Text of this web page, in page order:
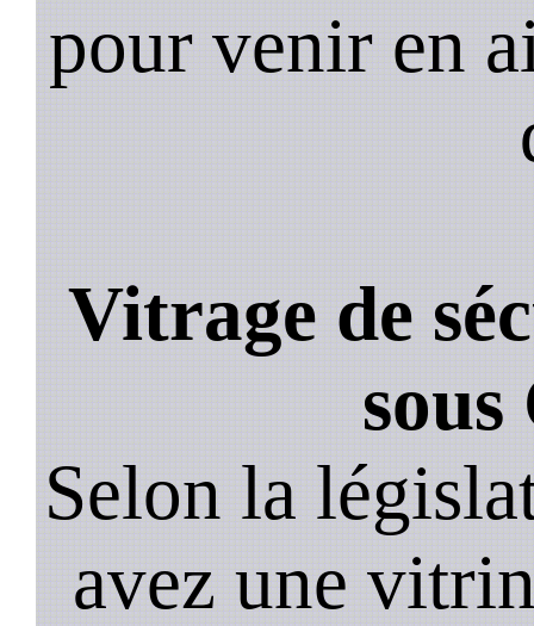
pour venir en
Vitrage de
Selon la
avez une